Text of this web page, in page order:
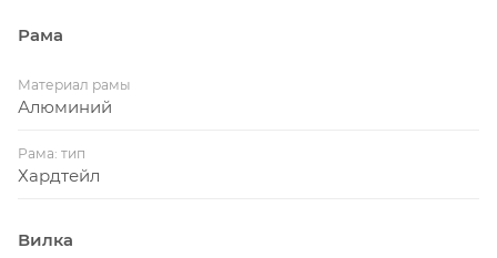
Рама
Материал рамы
Алюминий
Рама: тип
Хардтейл
Вилка